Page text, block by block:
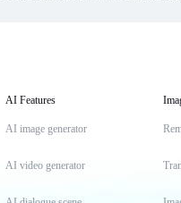
AI Features
AI image generator
AI video generator